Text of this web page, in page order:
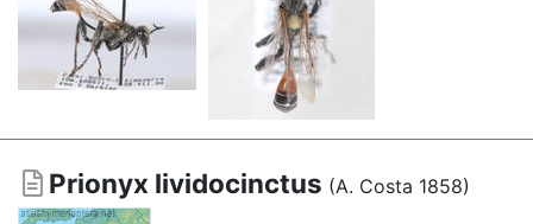
Prionyx lividocinctus (A. Costa 1858)